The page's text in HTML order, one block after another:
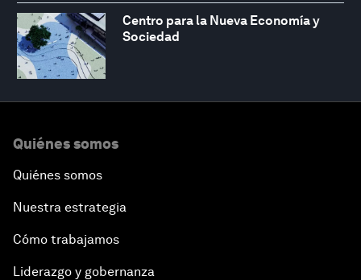
Centro para la Nueva Economía y
Sociedad
Quiénes somos
Quiénes somos
Nuestra estrategia
Cómo trabajamos
Liderazgo y gobernanza